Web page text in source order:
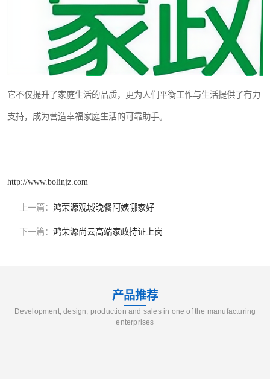
它不仅提升了家庭生活的品质，更为人们平衡工作与生活提供了有力
支持，成为营造幸福家庭生活的可靠助手。
http://www.bolinjz.com
上一篇： 鸿荣源观城晚餐阿姨哪家好
下一篇： 鸿荣源尚云高端家政持证上岗
产品推荐
Development, design, production and sales in one of the manufacturing
enterprises